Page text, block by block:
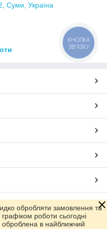
Суми, Україна
Prom.ua
обробляти замовлення та
графіком роботи сьогодні
оброблена в найближчий
КНОПКА
ЗВ'ЯЗКУ